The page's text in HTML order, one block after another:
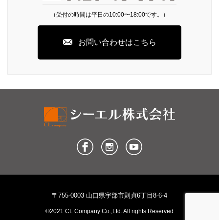
（受付の時間は平日の10:00〜18:00です。）
お問い合わせはこちら
〒755-0003 山口県宇部市則貞6丁目8-6-4
©2021 CL Company Co.,Ltd. All rights Reserved